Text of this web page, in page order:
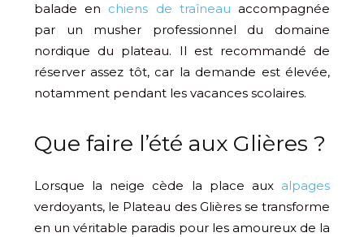
balade en chiens de traîneau accompagnée
par un musher professionnel du domaine
nordique du plateau. Il est recommandé de
réserver assez tôt, car la demande est élevée,
notamment pendant les vacances scolaires.
Que faire l’été aux Glières ?
Lorsque la neige cède la place aux alpages
verdoyants, le Plateau des Glières se transforme
en un véritable paradis pour les amoureux de la